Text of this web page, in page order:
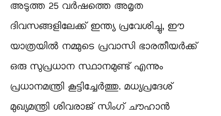
അടുത്ത 25 വർഷത്തെ അമൃത
ദിവസങ്ങളിലേക്ക് ഇന്ത്യ പ്രവേശിച്ചു, ഈ
യാത്രയിൽ നമ്മുടെ പ്രവാസി ഭാരതീയർക്ക്
ഒരു സുപ്രധാന സ്ഥാനമുണ്ട് എന്നും
പ്രധാനമന്ത്രി കൂട്ടിച്ചേർത്തു. മധ്യപ്രദേശ്
മുഖ്യമന്ത്രി ശിവരാജ് സിംഗ് ചൗഹാന്‍